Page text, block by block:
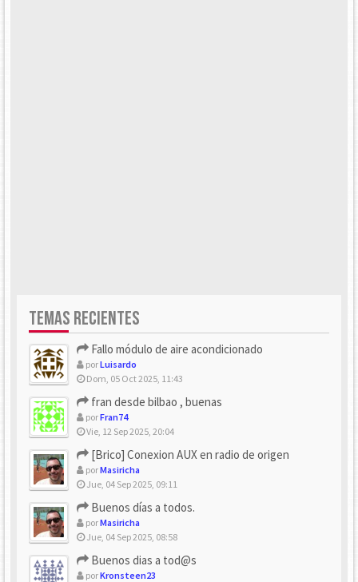
TEMAS RECIENTES
Fallo módulo de aire acondicionado
porLuisardo
Dom, 05 Oct 2025, 11:43
fran desde bilbao , buenas
porFran74
Vie, 12 Sep 2025, 20:04
[Brico] Conexion AUX en radio de origen
porMasiricha
Jue, 04 Sep 2025, 09:11
Buenos días a todos.
porMasiricha
Jue, 04 Sep 2025, 08:58
Buenos dias a tod@s
porKronsteen23